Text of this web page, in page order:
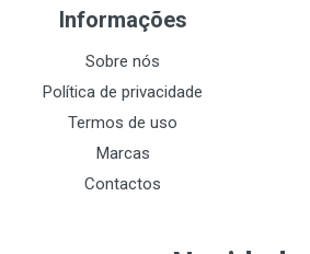
Informações
Sobre nós
Política de privacidade
Termos de uso
Marcas
Contactos